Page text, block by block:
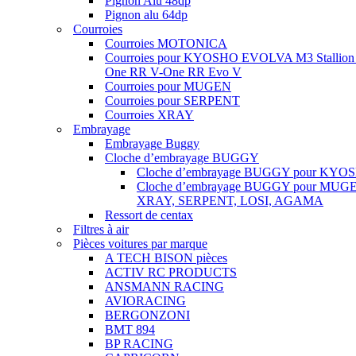
Pignon alu 64dp
Courroies
Courroies MOTONICA
Courroies pour KYOSHO EVOLVA M3
One RR V-One RR Evo V
Courroies pour MUGEN
Courroies pour SERPENT
Courroies XRAY
Embrayage
Embrayage Buggy
Cloche d’embrayage BUGGY
Cloche d’embrayage BUGGY pour
Cloche d’embrayage BUGGY pour
XRAY, SERPENT, LOSI, AGAMA
Ressort de centax
Filtres à air
Pièces voitures par marque
A TECH BISON pièces
ACTIV RC PRODUCTS
ANSMANN RACING
AVIORACING
BERGONZONI
BMT 894
BP RACING